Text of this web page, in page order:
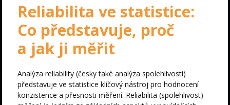
Reliabilita ve statistice:
Co představuje, proč
a jak ji měřit
Analýza reliability (česky také analýza spolehlivosti)
představuje ve statistice klíčový nástroj pro hodnocení
konzistence a přesnosti měření. Reliabilita (spolehlivost)